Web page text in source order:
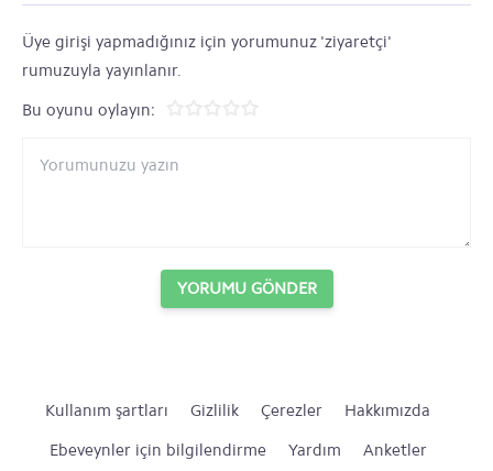
Üye girişi yapmadığınız için yorumunuz 'ziyaretçi'
rumuzuyla yayınlanır.
Bu oyunu oylayın:
YORUMU GÖNDER
Kullanım şartları Gizlilik Çerezler
Hakkımızda
Ebeveynler için bilgilendirme
Yardım Anketler